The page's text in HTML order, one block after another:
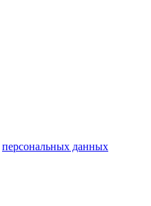
персональных данных